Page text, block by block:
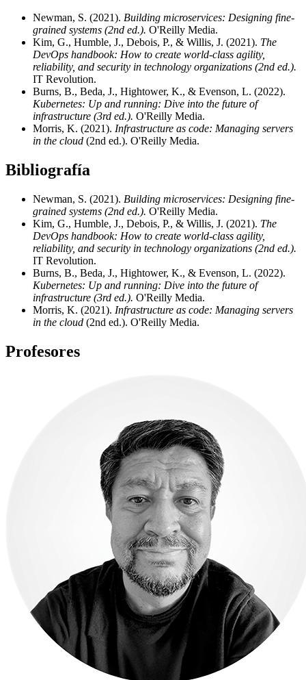
Newman, S. (2021). Building microservices: Designing fine-
grained systems (2nd ed.). O'Reilly Media.
Kim, G., Humble, J., Debois, P., & Willis, J. (2021). The
DevOps handbook: How to create world-class agility,
reliability, and security in technology organizations (2nd ed.).
IT Revolution.
Burns, B., Beda, J., Hightower, K., & Evenson, L. (2022).
Kubernetes: Up and running: Dive into the future of
infrastructure (3rd ed.). O'Reilly Media.
Morris, K. (2021). Infrastructure as code: Managing servers
in the cloud (2nd ed.). O'Reilly Media.
Bibliografía
Newman, S. (2021). Building microservices: Designing fine-
grained systems (2nd ed.). O'Reilly Media.
Kim, G., Humble, J., Debois, P., & Willis, J. (2021). The
DevOps handbook: How to create world-class agility,
reliability, and security in technology organizations (2nd ed.).
IT Revolution.
Burns, B., Beda, J., Hightower, K., & Evenson, L. (2022).
Kubernetes: Up and running: Dive into the future of
infrastructure (3rd ed.). O'Reilly Media.
Morris, K. (2021). Infrastructure as code: Managing servers
in the cloud (2nd ed.). O'Reilly Media.
Profesores